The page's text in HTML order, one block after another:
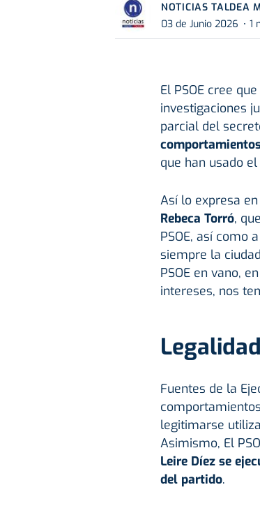
NOTICIAS TALDEA
03 de Junio 2026
1
El PSOE cree
investigaciones
parcial del
que han usado
Así lo expresa
Rebeca Torró,
PSOE, así como
siempre la
PSOE en vano,
intereses, nos
Fuentes de la
legitimarse
Asimismo, El
Leire Díez se
del partido.